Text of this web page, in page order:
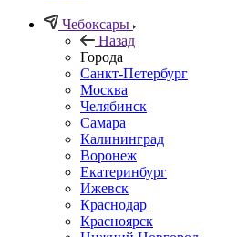
Чебоксары
Назад
Города
Санкт-Петербург
Москва
Челябинск
Самара
Калининград
Воронеж
Екатеринбург
Ижевск
Краснодар
Красноярск